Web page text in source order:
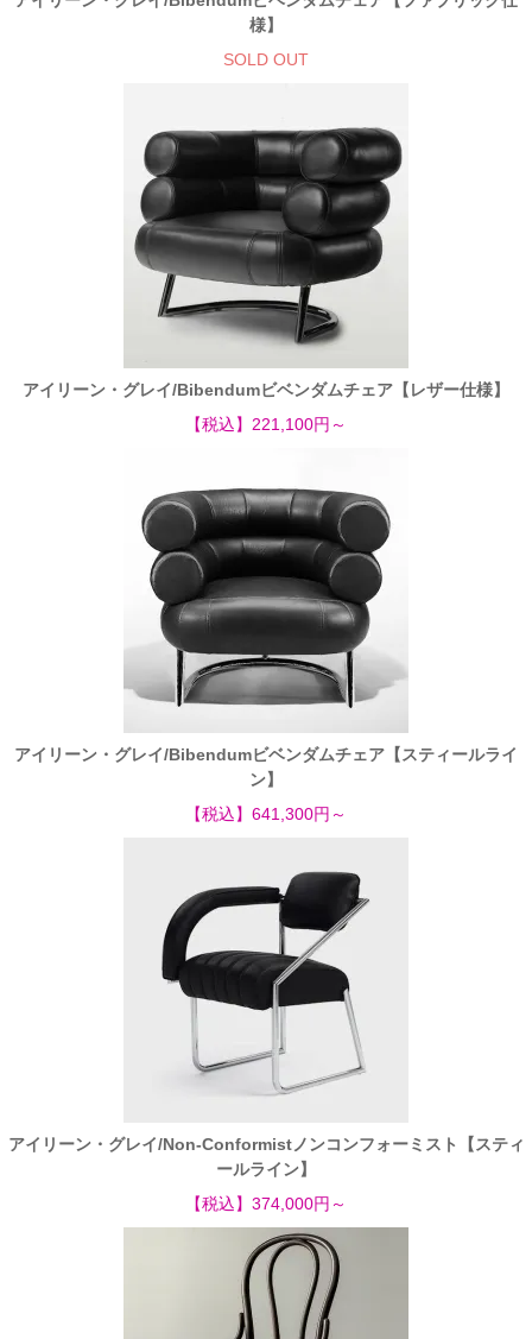
様】
SOLD OUT
アイリーン・グレイ/Bibendumビベンダムチェア【レザー仕様】
【税込】221,100円～
アイリーン・グレイ/Bibendumビベンダムチェア【スティールライ
ン】
【税込】641,300円～
アイリーン・グレイ/Non-Conformistノンコンフォーミスト【スティ
ールライン】
【税込】374,000円～